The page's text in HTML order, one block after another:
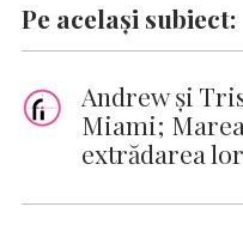
Pe același subiect:
Andrew și
Miami;
extrădarea lor